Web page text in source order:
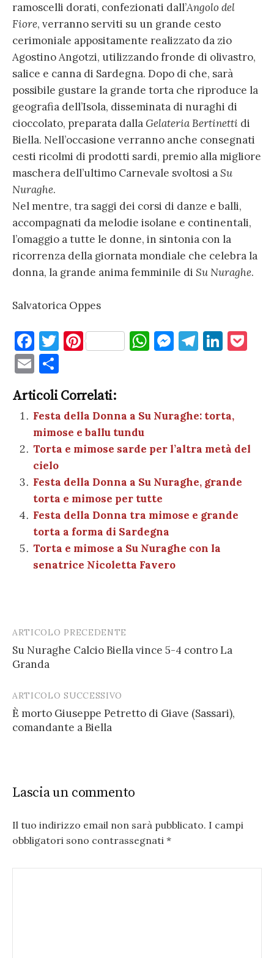
ramoscelli dorati, confezionati dall’Angolo del
Fiore, verranno serviti su un grande cesto
cerimoniale appositamente realizzato da zio
Agostino Angotzi, utilizzando fronde di olivastro,
salice e canna di Sardegna. Dopo di che, sarà
possibile gustare la grande torta che riproduce la
geografia dell’Isola, disseminata di nuraghi di
cioccolato, preparata dallaGelateria Bertinetti di
Biella. Nell’occasione verranno anche consegnati
cesti ricolmi di prodotti sardi, premio alla migliore
maschera dell’ultimo Carnevale svoltosi aSu
Nuraghe.
Nel mentre, tra saggi dei corsi di danze e balli,
accompagnati da melodie isolane e continentali,
l’omaggio a tutte le donne, in sintonia con la
ricorrenza della giornata mondiale che celebra la
donna, la grande anima femminile di Su Nuraghe.
Salvatorica Oppes
F
a
c
e
b
o
o
k
T
te
r
Pi
es
t
W
A
p
M
g
er
T
a
Li
dI
n
E
m
ai
l
n
di
vi
di
Articoli Correlati:
Festa della Donna a Su Nuraghe: torta,
mimose e ballu tundu
Torta e mimose sarde per l’altra metà del
cielo
Festa della Donna a Su Nuraghe, grande
torta e mimose per tutte
Festa della Donna tra mimose e grande
torta a forma di Sardegna
Torta e mimose a Su Nuraghe con la
senatrice Nicoletta Favero
Post
navigation
ARTICOLO PRECEDENTE
Su Nuraghe Calcio Biella vince 5-4 contro La
Granda
ARTICOLO SUCCESSIVO
È morto Giuseppe Petretto di Giave (Sassari),
comandante a Biella
Lascia un commento
Il tuo indirizzo email non sarà pubblicato. I campi
obbligatori sono contrassegnati *